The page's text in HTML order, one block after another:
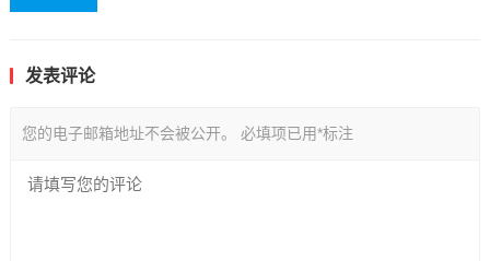
发表评论
您的电子邮箱地址不会被公开。 必填项已用*标注